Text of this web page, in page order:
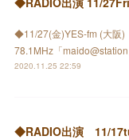
◆11/27(金)YES-fm (大阪)
78.1MHz「
2020.11.25 22:59